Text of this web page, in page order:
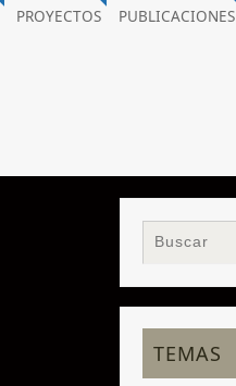
PROYECTOS PUBLICACIONES
TEMAS